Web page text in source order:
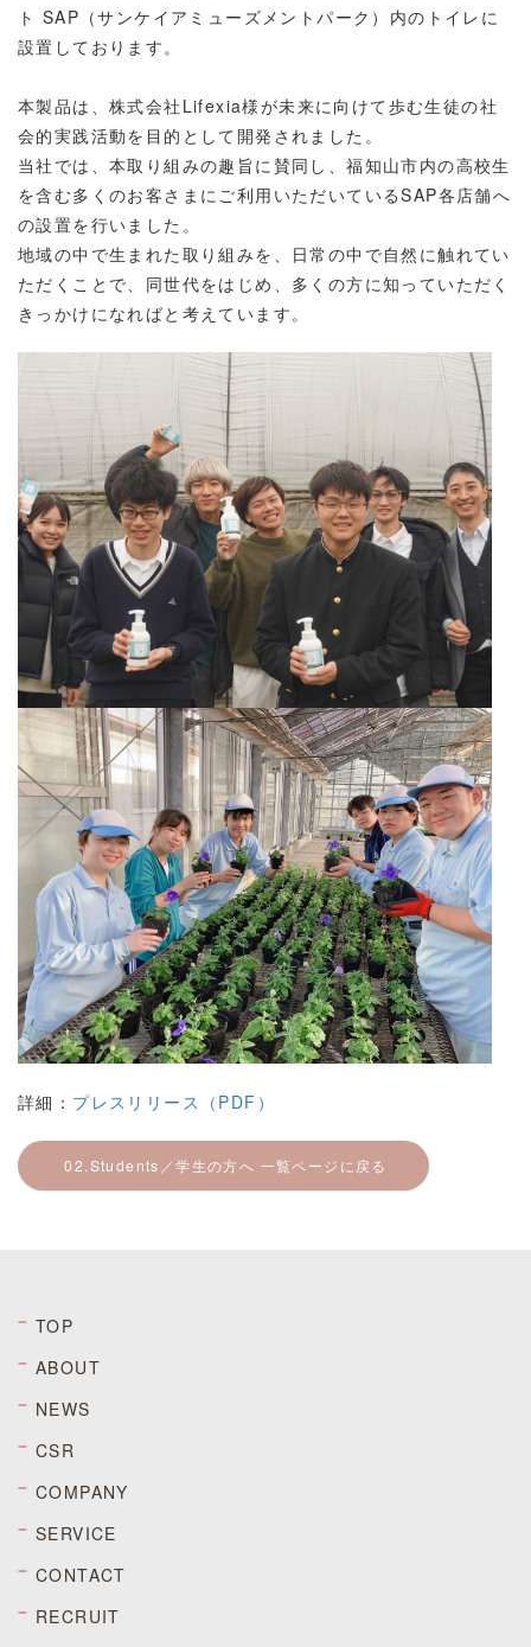
ト SAP（サンケイアミューズメントパーク）内のトイレに
設置しております。
本製品は、株式会社Lifexia様が未来に向けて歩む生徒の社
会的実践活動を目的として開発されました。
当社では、本取り組みの趣旨に賛同し、福知山市内の高校生
を含む多くのお客さまにご利用いただいているSAP各店舗へ
の設置を行いました。
地域の中で生まれた取り組みを、日常の中で自然に触れてい
ただくことで、同世代をはじめ、多くの方に知っていただく
きっかけになればと考えています。
詳細： プレスリリース（PDF）
02.Students／学生の方へ 一覧ページに戻る
TOP
ABOUT
NEWS
CSR
COMPANY
SERVICE
CONTACT
RECRUIT